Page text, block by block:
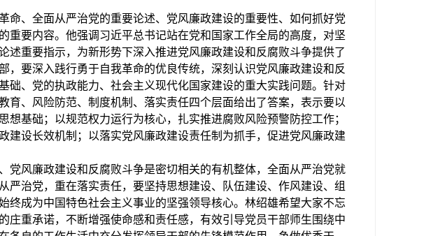
命、全面从严治党的重要论述、党风廉政建设的重要性、如何抓好党
重要内容。他强调习近平总书记站在党和国家工作全局的高度，对坚
述重要指示，为新形势下深入推进党风廉政建设和反腐败斗争提供了
，要深入践行勇于自我革命的优良传统，深刻认识党风廉政建设和反
础、党的执政能力、社会主义现代化国家建设的重大实践问题。针对
育、风险防范、制度机制、落实责任四个层面给出了答案，表示要以
基础；以规范权力运行为核心，扎实推进腐败风险预警防控工作；
建设长效机制；以落实党风廉政建设责任制为抓手，促进党风廉政建
党风廉政建设和反腐败斗争是密切相关的有机整体，全面从严治党就
严治党，重在落实责任，要坚持思想建设、队伍建设、作风建设、组
终成为中国特色社会主义事业的坚强领导核心。林绍雄希望大家不忘
庄重承诺，不断增强使命感和责任感，有效引导党员干部师生围绕中